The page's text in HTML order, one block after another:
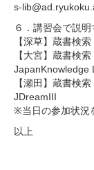
s-
６．講習会で説
【深草】蔵書検
【大宮】蔵書検
JapanKnowledge
【瀬田】蔵書検
JDreamIII
※当日の参加状況
以上